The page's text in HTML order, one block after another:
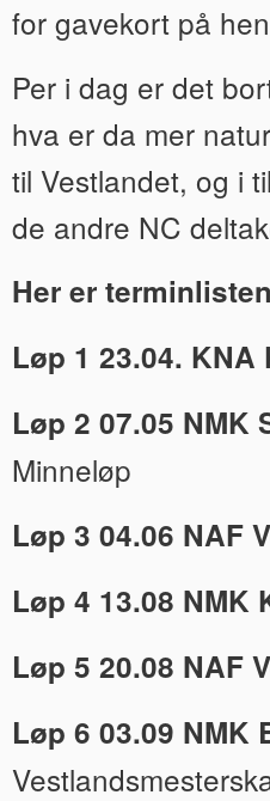
for gavekort på
Per i dag er det
hva er da mer
til Vestlandet, og i
de andre NC
Her er
Løp 1 23.04. KNA
Løp 2 07.05 NMK
Minneløp
Løp 3 04.06
Løp 4 13.08 NMK
Løp 5 20.08 NAF
Løp 6 03.09 NMK